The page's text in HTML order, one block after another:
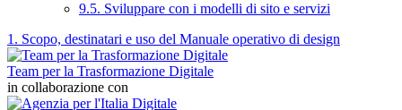
9.5. Sviluppare con i modelli di sito e servizi
1. Scopo, destinatari e uso del Manuale operativo di design
Team per la Trasformazione Digitale
in collaborazione con